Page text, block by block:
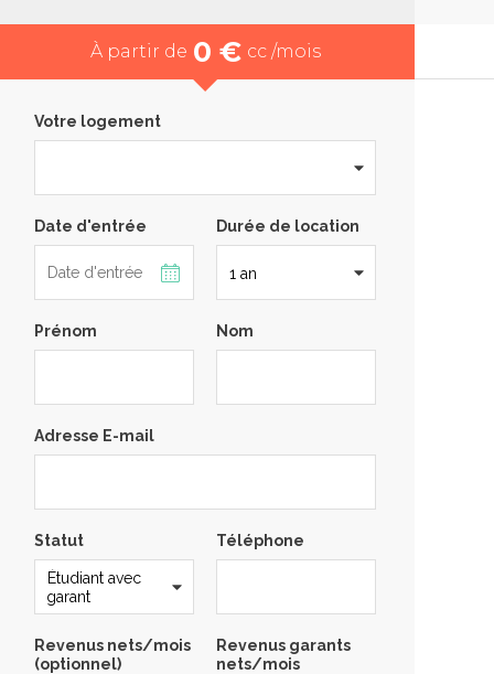
À partir de 0 € cc /mois
Votre logement
Date d'entrée Durée de location
Prénom Nom
Adresse E-mail
Statut Téléphone
Revenus nets/mois
(optionnel)
Revenus garants
nets/mois